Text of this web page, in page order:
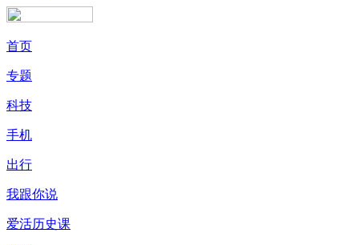
首页
专题
科技
手机
出行
我跟你说
爱活历史课